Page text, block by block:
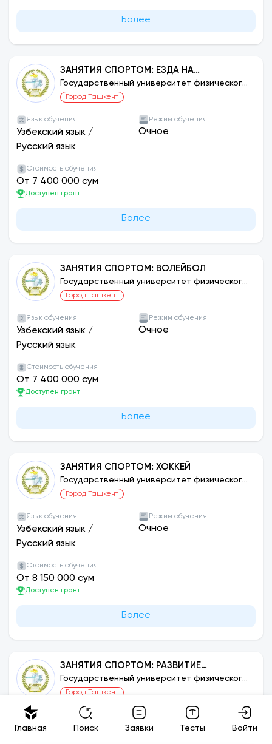
Более
ЗАНЯТИЯ СПОРТОМ: ЕЗДА НА
ВЕЛОСИПЕДЕ
Государственный университет физического
воспитания и спорта Узбекистана
Город Ташкент
Язык обучения
Узбекский язык /
Русский язык
Режим обучения
Очное
Стоимость обучения
От 7 400 000 сум
Доступен грант
Более
ЗАНЯТИЯ СПОРТОМ: ВОЛЕЙБОЛ
Государственный университет физического
воспитания и спорта Узбекистана
Город Ташкент
Язык обучения
Узбекский язык /
Русский язык
Режим обучения
Очное
Стоимость обучения
От 7 400 000 сум
Доступен грант
Более
ЗАНЯТИЯ СПОРТОМ: ХОККЕЙ
Государственный университет физического
воспитания и спорта Узбекистана
Город Ташкент
Язык обучения
Узбекский язык /
Русский язык
Режим обучения
Очное
Стоимость обучения
От 8 150 000 сум
Доступен грант
Более
ЗАНЯТИЯ СПОРТОМ: РАЗВИТИЕ
ЖЕНСКОГО СПОРТА (БОКС)
Государственный университет физического
воспитания и спорта Узбекистана
Город Ташкент
Язык обучения
Узбекский язык /
Режим обучения
Очное
Главная Поиск Заявки Тесты Войти